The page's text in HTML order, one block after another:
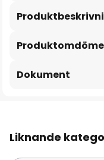
Dokument
Liknande